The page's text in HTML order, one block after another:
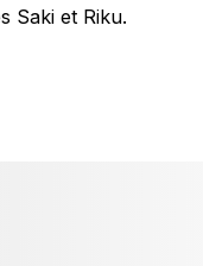
Saki et Riku.